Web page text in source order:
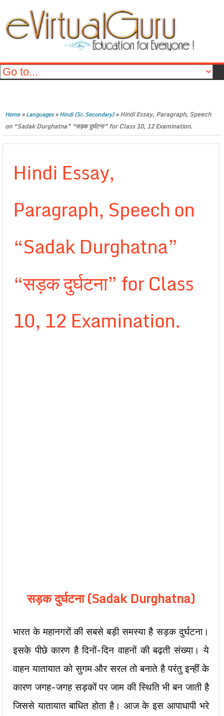
Home»Languages»Hindi (Sr. Secondary)»Hindi Essay, Paragraph, Speech
on “Sadak Durghatna” “सड़क दुर्घटना” for Class 10, 12 Examination.
Hindi Essay,
Paragraph, Speech on
“Sadak Durghatna”
“सड़क दुर्घटना” for Class
10, 12 Examination.
सड़क दुर्घटना (Sadak Durghatna)
भारत के महानगरों की सबसे बड़ी समस्या है सड़क दुर्घटना।
इसके पीछे कारण है दिनों-दिन वाहनों की बढ़ती संख्या। ये
वाहन यातायात को सुगम और सरल तो बनाते है परंतु इन्हीं के
कारण जगह-जगह सड़कों पर जाम की स्थिति भी बन जाती है
जिससे यातायात बाधित होता है। आज के इस आपाधापी भरे